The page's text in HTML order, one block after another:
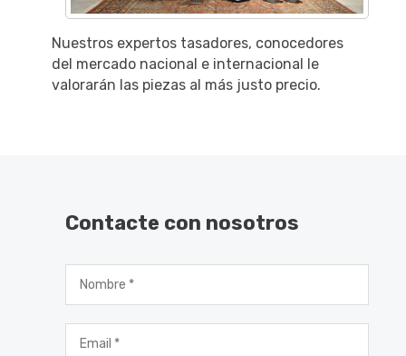
Nuestros expertos tasadores, conocedores
del mercado nacional e internacional le
valorarán las piezas al más justo precio.
Contacte con nosotros